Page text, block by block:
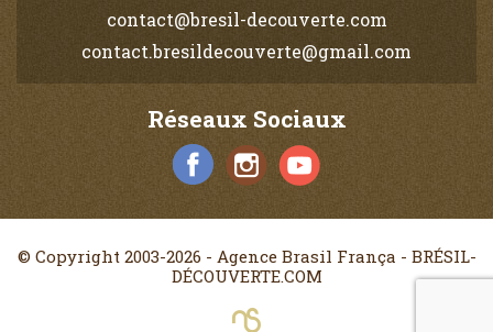
contact@bresil-decouverte.com
contact.bresildecouverte@gmail.com
Réseaux Sociaux
© Copyright 2003-2026 - Agence Brasil França - BRÉSIL-
DÉCOUVERTE.COM